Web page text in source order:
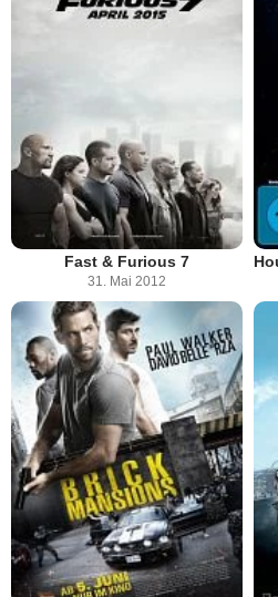
Fast & Furious 7
31. Mai 2012